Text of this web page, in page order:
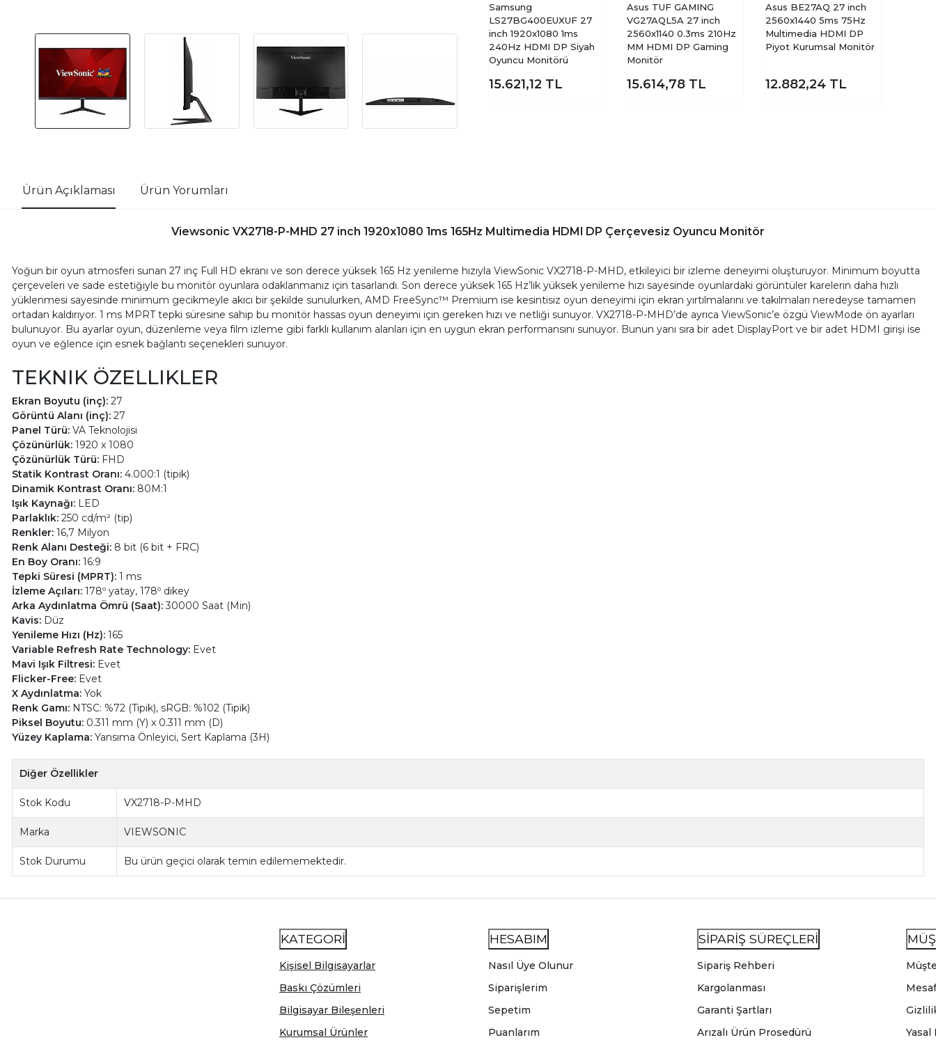
Samsung
LS27BG400EUXUF 27
inch 1920x1080 1ms
240Hz HDMI DP Siyah
Oyuncu Monitörü
15.621,12 TL
Asus TUF GAMING
VG27AQL5A 27 inch
2560x1140 0.3ms 210Hz
MM HDMI DP Gaming
Monitör
15.614,78 TL
Asus BE27AQ 27 inch
2560x1440 5ms 75Hz
Multimedia HDMI DP
Piyot Kurumsal Monitör
12.882,24 TL
Ürün Açıklaması Ürün Yorumları
Viewsonic VX2718-P-MHD 27 inch 1920x1080 1ms 165Hz Multimedia HDMI DP Çerçevesiz Oyuncu Monitör
Yoğun bir oyun atmosferi sunan 27 inç Full HD ekranı ve son derece yüksek 165 Hz yenileme hızıyla ViewSonic VX2718-P-MHD, etkileyici bir izleme deneyimi oluşturuyor. Minimum boyutta
çerçeveleri ve sade estetiğiyle bu monitör oyunlara odaklanmanız için tasarlandı. Son derece yüksek 165 Hz’lik yüksek yenileme hızı sayesinde oyunlardaki görüntüler karelerin daha hızlı
yüklenmesi sayesinde minimum gecikmeyle akıcı bir şekilde sunulurken, AMD FreeSync™ Premium ise kesintisiz oyun deneyimi için ekran yırtılmalarını ve takılmaları neredeyse tamamen
ortadan kaldırıyor. 1 ms MPRT tepki süresine sahip bu monitör hassas oyun deneyimi için gereken hızı ve netliği sunuyor. VX2718-P-MHD’de ayrıca ViewSonic’e özgü ViewMode ön ayarları
bulunuyor. Bu ayarlar oyun, düzenleme veya film izleme gibi farklı kullanım alanları için en uygun ekran performansını sunuyor. Bunun yanı sıra bir adet DisplayPort ve bir adet HDMI girişi ise
oyun ve eğlence için esnek bağlantı seçenekleri sunuyor.
TEKNIK ÖZELLIKLER
Ekran Boyutu (inç): 27
Görüntü Alanı (inç): 27
Panel Türü: VA Teknolojisi
Çözünürlük: 1920 x 1080
Çözünürlük Türü: FHD
Statik Kontrast Oranı: 4.000:1 (tipik)
Dinamik Kontrast Oranı: 80M:1
Işık Kaynağı: LED
Parlaklık: 250 cd/m² (tip)
Renkler: 16,7 Milyon
Renk Alanı Desteği: 8 bit (6 bit + FRC)
En Boy Oranı: 16:9
Tepki Süresi (MPRT): 1 ms
İzleme Açıları: 178º yatay, 178º dikey
Arka Aydınlatma Ömrü (Saat):30000 Saat (Min)
Kavis: Düz
Yenileme Hızı (Hz): 165
Variable Refresh Rate Technology: Evet
Mavi Işık Filtresi: Evet
Flicker-Free: Evet
X Aydınlatma: Yok
Renk Gamı: NTSC: %72 (Tipik), sRGB: %102 (Tipik)
Piksel Boyutu: 0.311 mm (Y) x 0.311 mm (D)
Yüzey Kaplama: Yansıma Önleyici, Sert Kaplama (3H)
Diğer Özellikler
Stok Kodu VX2718-P-MHD
Marka VIEWSONIC
Stok Durumu Bu ürün geçici olarak temin edilememektedir.
KATEGORİ
Kişisel Bilgisayarlar
Baskı Çözümleri
Bilgisayar Bileşenleri
Kurumsal Ürünler
HESABIM
Nasıl Üye Olunur
Siparişlerim
Sepetim
Puanlarım
SİPARİŞ SÜREÇLERİ
Sipariş Rehberi
Kargolanması
Garanti Şartları
Arızalı Ürün Prosedürü
Yasal